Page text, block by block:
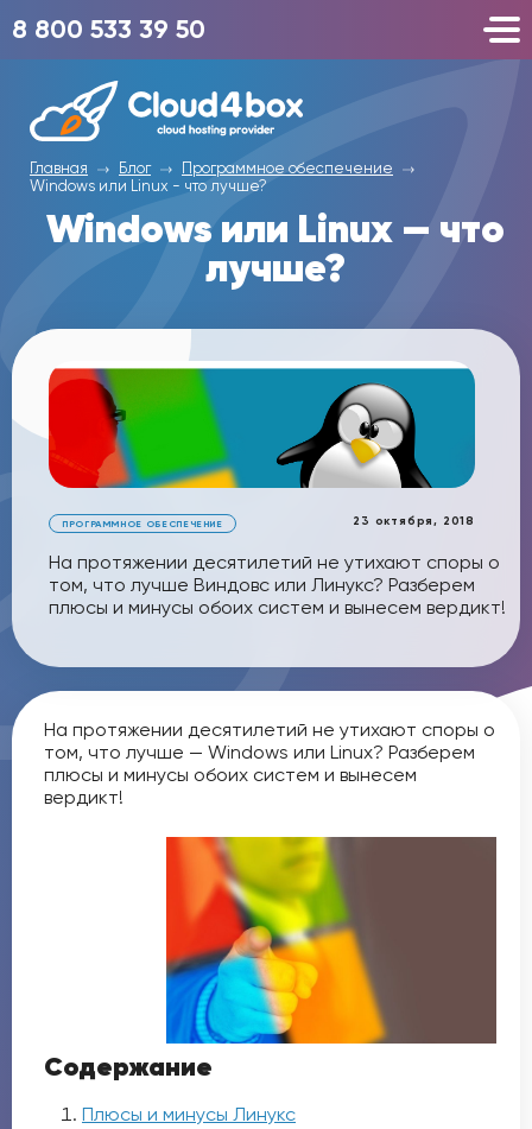
8 800 533 39 50
Главная Блог
Программное обеспечение
Windows или Linux - что лучше?
Windows или Linux — что
лучше?
23 октября, 2018
ПРОГРАММНОЕ ОБЕСПЕЧЕНИЕ
На протяжении десятилетий не утихают споры о
том, что лучше Виндовс или Линукс? Разберем
плюсы и минусы обоих систем и вынесем вердикт!
На протяжении десятилетий не утихают споры о
том, что лучше — Windows или Linux? Разберем
плюсы и минусы обоих систем и вынесем
вердикт!
Содержание
Плюсы и минусы Линукс